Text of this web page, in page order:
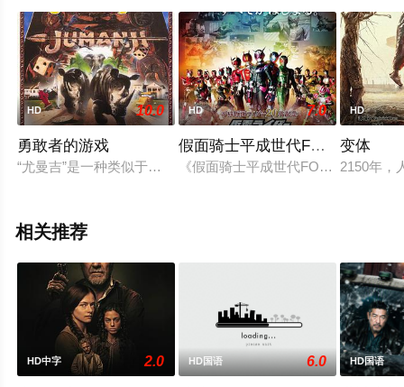
HD 10.0
勇敢者的游戏
“尤曼吉”是一种类似于大富翁的棋类游戏，然而，和大富翁不同
HD 7.0
假面骑士平成世代FOREVER
《假面骑士平成世代FOREVER》
HD
变体
2150年，
相关推荐
HD中字 2.0 HD国语 6.0 HD国语